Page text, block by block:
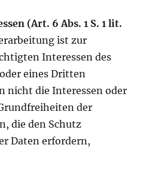
(Art. 6 Abs. 1 S. 1 lit.
ist zur
Interessen des
eines Dritten
nicht die Interessen oder
der
die den Schutz
Daten erfordern,